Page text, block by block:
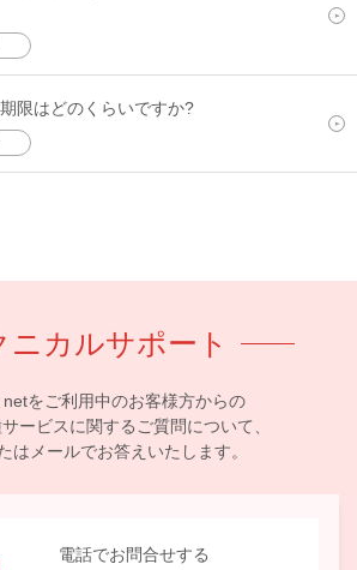
限はどのくらいですか?
ニカルサポート
をご利用中のお客様方からの
ービスに関するご質問について、
はメールでお答えいたします。
電話でお問合せする